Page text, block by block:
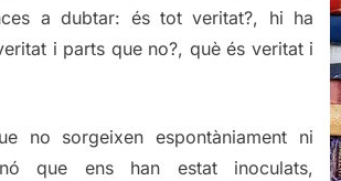
a dubtar: és tot veritat?, hi ha
i parts que no?, què és veritat i
no sorgeixen espontàniament ni
que ens han estat inoculats,